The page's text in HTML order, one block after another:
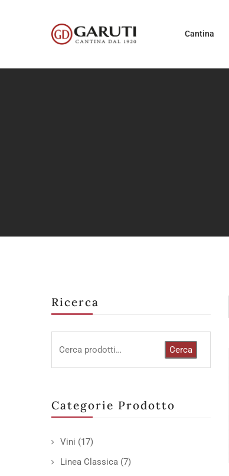
Cantina
Ricerca
Cerca
Categorie Prodotto
Vini (17)
Linea Classica (7)